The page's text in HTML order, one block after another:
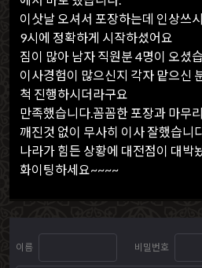
이삿날 오셔서 포장하는데 인상쓰
9시에 정확하게 시작하셨어요
짐이 많아 남자 직원분 4명이 오셨
이사경험이 많으신지 각자 맡으신
척 진행하시더라구요
만족했습니다.꼼꼼한 포장과 마무
깨진것 없이 무사히 이사 잘했습니
나라가 힘든 상황에 대전점이 대박
화이팅하세요~~~~
이름 비밀번호